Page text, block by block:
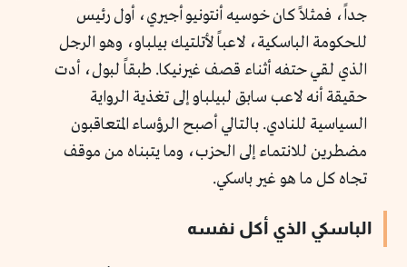
جداً، فمثلاً كان خوسيه أنتونيو أجيري، أول رئيس
للحكومة الباسكية، لاعباً لأتلتيك بيلباو، وهو الرجل
الذي لقي حتفه أثناء قصف غيرنيكا. طبقاً لبول، أدت
حقيقة أنه لاعب سابق لبيلباو إلى تغذية الرواية
السياسية للنادي. بالتالي أصبح الرؤساء المتعاقبون
مضطرين للانتماء إلى الحزب، وما يتبناه من موقف
تجاه كل ما هو غير باسكي.
الباسكي الذي أكل نفسه